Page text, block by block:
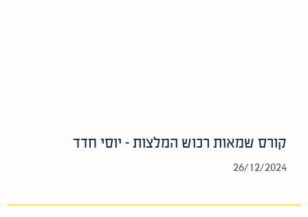
קורס שמאות רכוש המלצות – יוסי חדד
26/12/2024